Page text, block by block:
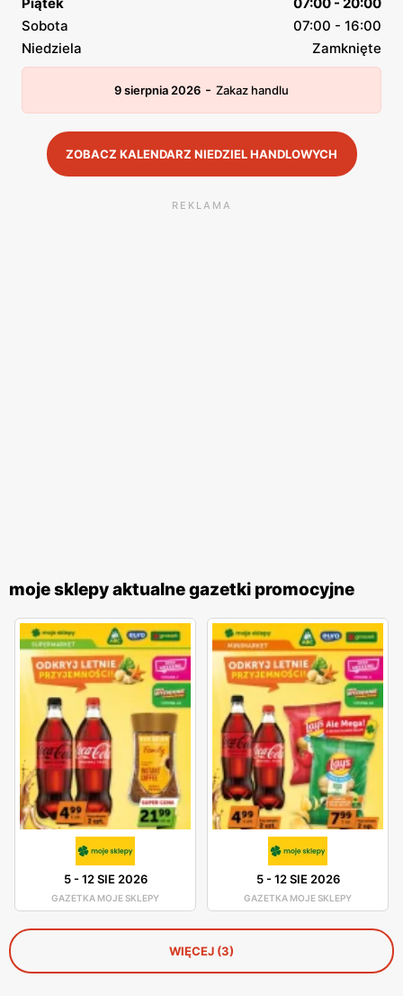
Sobota
07:00 - 16:00
Niedziela
Zamknięte
9 sierpnia 2026 - Zakaz handlu
ZOBACZ KALENDARZ NIEDZIEL HANDLOWYCH
REKLAMA
moje sklepy aktualne gazetki promocyjne
5-12 SIE 2026
GAZETKA MOJE SKLEPY
5-12 SIE 2026
GAZETKA MOJE SKLEPY
WIĘCEJ (3)